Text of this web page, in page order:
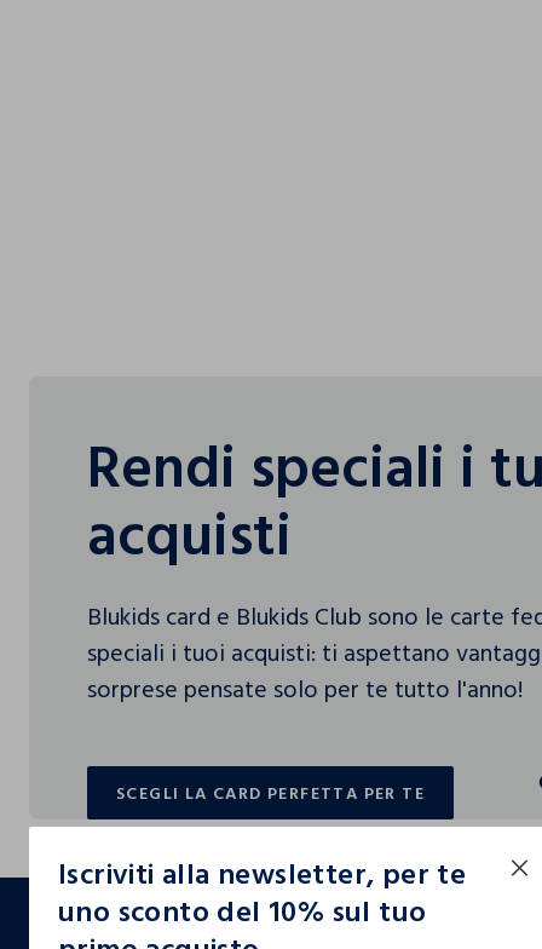
Rendi speciali i
acquisti
Blukids card e Blukids Club sono le carte
speciali i tuoi acquisti: ti aspettano
sorprese pensate solo per te tutto l'anno!
SCEGLI LA CARD PERFETTA PER TE
SCEGLI LA CARD PERFETTA PER TE
Iscriviti alla newsletter, per te
uno sconto del 10% sul tuo
footer.ariatitle